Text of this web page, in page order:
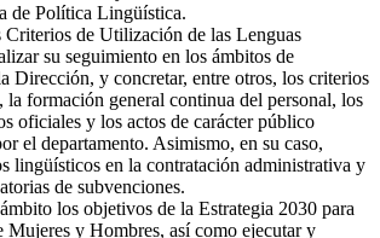
de Política Lingüística.
Criterios de Utilización de las Lenguas
su seguimiento en los ámbitos de
Dirección, y concretar, entre otros, los criterios
la formación general continua del personal, los
oficiales y los actos de carácter público
el departamento. Asimismo, en su caso,
lingüísticos en la contratación administrativa y
de subvenciones.
los objetivos de la Estrategia 2030 para
Mujeres y Hombres, así como ejecutar y